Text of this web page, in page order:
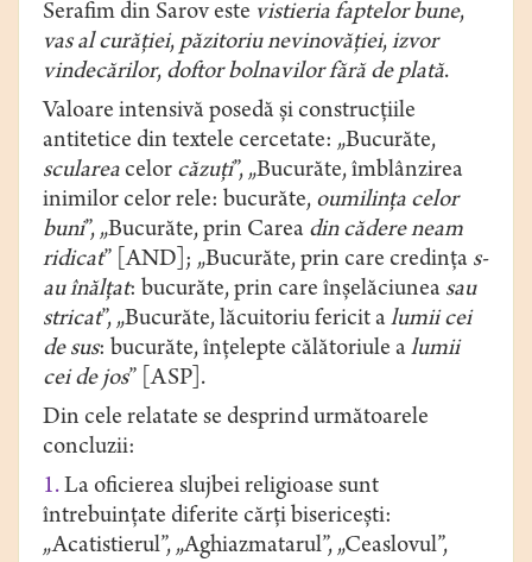
Serafim din Sarov este vistieria faptelor bune,
vas al curăției, păzitoriu nevinovăției,izvor
vindecărilor, doftor bolnavilor fără de plată.
Valoare intensivă posedă și construcțiile
antitetice din textele cercetate: „Bucurăte,
scularea celor căzuți”, „Bucurăte, îmblânzirea
inimilor celor rele: bucurăte, oumilința celor
buni”, „Bucurăte, prin Carea din cădere neam
ridicat” [AND]; „Bucurăte, prin care credința s-
au înălțat: bucurăte, prin care înșelăciunea sau
stricat”, „Bucurăte, lăcuitoriu fericit a lumii cei
de sus: bucurăte, înțelepte călătoriule a lumii
cei de jos” [ASP].
Din cele relatate se desprind următoarele
concluzii:
1.La oficierea slujbei religioase sunt
întrebuințate diferite cărţi bisericești:
„Acatistierul”, „Аghiаzmаtаrul”, „Ceаslovul”,